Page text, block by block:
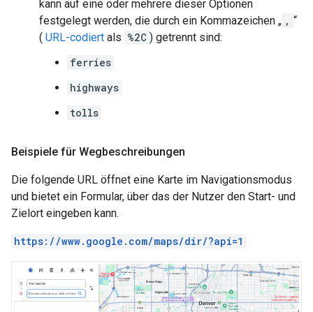
kann auf eine oder mehrere dieser Optionen
festgelegt werden, die durch ein Kommazeichen „ , “
( URL-codiert als %2C ) getrennt sind:
ferries
highways
tolls
Beispiele für Wegbeschreibungen
Die folgende URL öffnet eine Karte im Navigationsmodus
und bietet ein Formular, über das der Nutzer den Start- und
Zielort eingeben kann.
https://www.google.com/maps/dir/?api=1